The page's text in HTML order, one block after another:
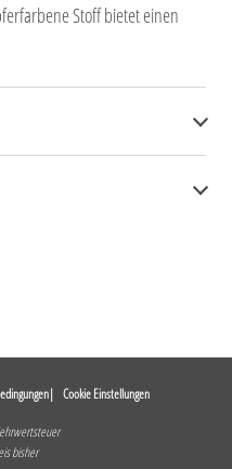
Stoff bietet einen
Cookie Einstellungen
bisher